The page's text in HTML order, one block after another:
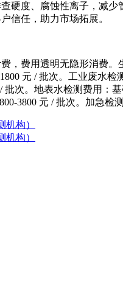
硬度、腐蚀性离子，减
信任，助力市场拓展。
，费用透明无隐形消费
元 / 批次。工业废水
批次。地表水检测费用
3800 元 / 批次。加急检
构）
构）